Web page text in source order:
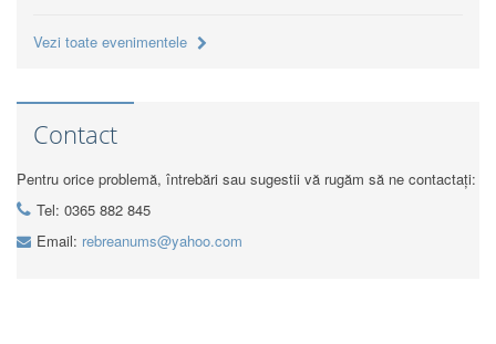
Vezi toate evenimentele
Contact
Pentru orice problemă, întrebări sau sugestii vă rugăm să ne contactați:
Tel: 0365 882 845
Email: rebreanums@yahoo.com